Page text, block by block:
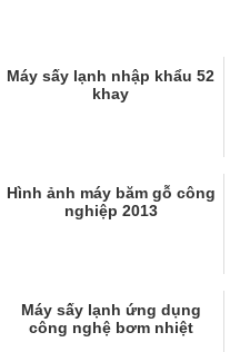
Máy sấy lạnh nhập khẩu 52
khay
Hình ảnh máy băm gỗ công
nghiệp 2013
Máy sấy lạnh ứng dụng
công nghệ bơm nhiệt